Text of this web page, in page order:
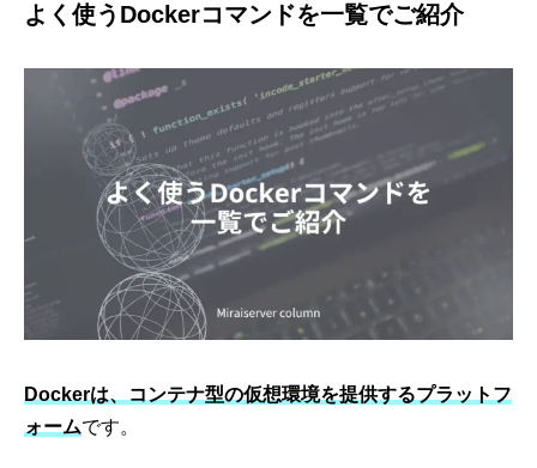
よく使うDockerコマンドを一覧でご紹介
Dockerは、コンテナ型の仮想環境を提供するプラットフ
ォームです。